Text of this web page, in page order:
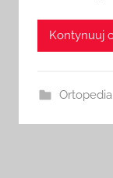
Kontynuuj
Ortopedia